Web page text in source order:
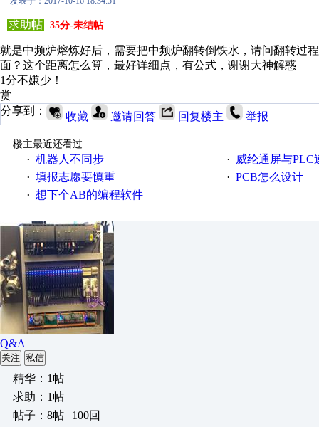
求助帖 35分-未结帖
就是中频炉熔炼好后，需要把中频炉翻转倒铁水，请问翻转过
面？这个距离怎么算，最好详细点，有公式，谢谢大神解惑
1分不嫌少！
赏
分享到：
收藏 邀请回答 回复楼主 举报
楼主最近还看过
· 机器人不同步 · 威纶通屏与PLC
· 填报志愿要慎重 · PCB怎么设计
· 想下个AB的编程软件
Q&A
关注 私信
精华：1帖
求助：1帖
帖子：8帖 | 100回